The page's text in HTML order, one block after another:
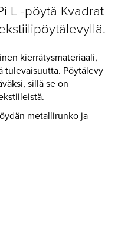
L -pöytä Kvadrat
kierrätysmateriaali,
tulevaisuutta. Pöytälevy
sillä se on
metallirunko ja